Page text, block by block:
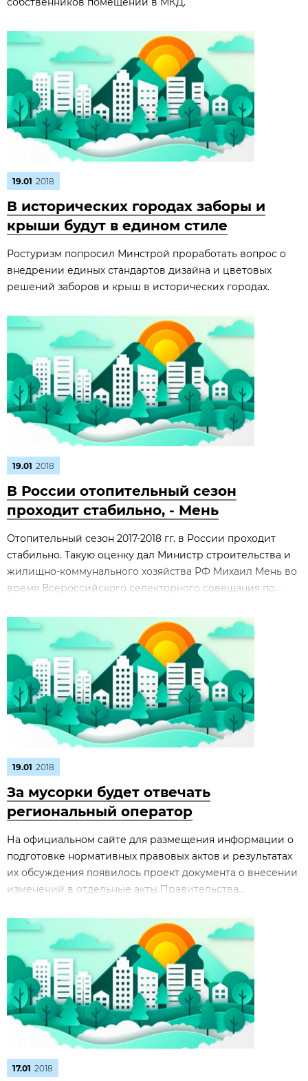
19.01 2018
В исторических городах заборы и
крыши будут в едином стиле
Ростуризм попросил Минстрой проработать вопрос о
внедрении единых стандартов дизайна и цветовых
решений заборов и крыш в исторических городах.
19.01 2018
В России отопительный сезон
проходит стабильно, - Мень
Отопительный сезон 2017-2018 гг. в России проходит
стабильно. Такую оценку дал Министр строительства и
жилищно-коммунального хозяйства РФ Михаил Мень во
время Всероссийского селекторного совещания по...
19.01 2018
За мусорки будет отвечать
региональный оператор
На официальном сайте для размещения информации о
подготовке нормативных правовых актов и результатах
их обсуждения появилось проект документа о внесении
изменений в отдельные акты Правительства...
17.01 2018